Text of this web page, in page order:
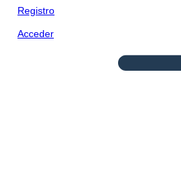
Registro
Acceder
John